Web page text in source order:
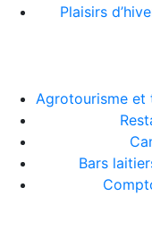
Plaisirs
Agrotourisme et
Bars